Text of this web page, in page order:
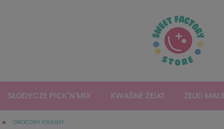
SŁODYCZE PICK'N'MIX KWAŚNE ŻELKI ŻELKI
» OWOCOWY KWAŚNY